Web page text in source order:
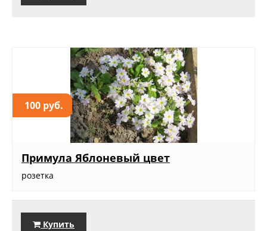
100 руб.
Примула Яблоневый цвет
розетка
Купить